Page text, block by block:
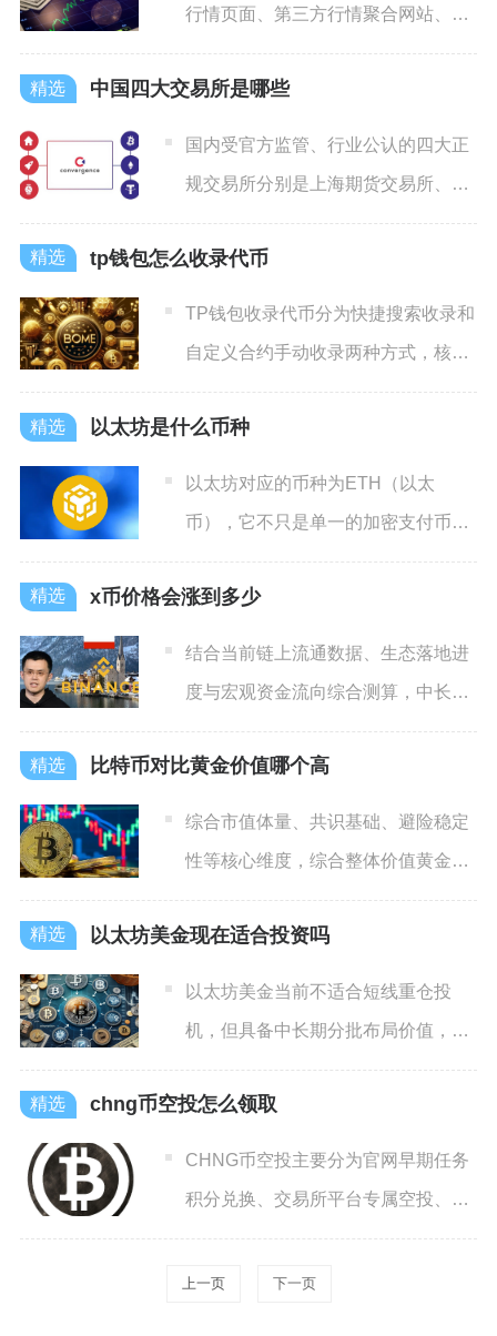
行情页面、第三方行情聚合网站、专
业图表工具三类渠道，新手优
中国四大交易所是哪些
国内受官方监管、行业公认的四大正
规交易所分别是上海期货交易所、大
连商品交易所、郑州商品交易
tp钱包怎么收录代币
TP钱包收录代币分为快捷搜索收录和
自定义合约手动收录两种方式，核心
前提是切换至代币对应的区
以太坊是什么币种
以太坊对应的币种为ETH（以太
币），它不只是单一的加密支付币
种，更是依托全球首个智能合约公
x币价格会涨到多少
结合当前链上流通数据、生态落地进
度与宏观资金流向综合测算，中长期
乐观情景下x币价格有望触及
比特币对比黄金价值哪个高
综合市值体量、共识基础、避险稳定
性等核心维度，综合整体价值黄金远
高于比特币，比特币仅在长期
以太坊美金现在适合投资吗
以太坊美金当前不适合短线重仓投
机，但具备中长期分批布局价值，短
线宜观望或小仓位轻仓试错，长
chng币空投怎么领取
CHNG币空投主要分为官网早期任务
积分兑换、交易所平台专属空投、周
年社区奖励三类领取渠道，
上一页 下一页